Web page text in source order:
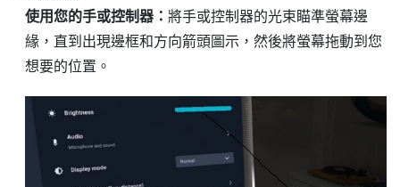
使用您的手或控制器： 將手或控制器的光束瞄準螢幕邊
緣，直到出現邊框和方向箭頭圖示，然後將螢幕拖動到您
想要的位置。